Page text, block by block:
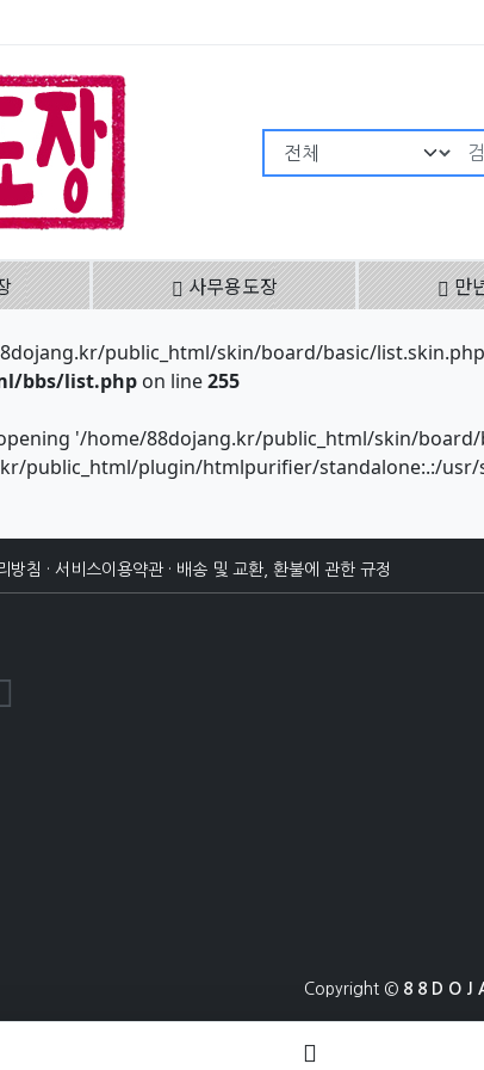
사무용도장 만
public_html/skin/board/basic/
bbs/list.php on line255
opening '/home/88dojang.kr/public_html/skin/
public_html/plugin/htmlpurifier/standalone:.:/
방침 · 서비스이용약관 · 배송 및 교환, 환불에 관한 규정
Copyright © 8 8 D O J